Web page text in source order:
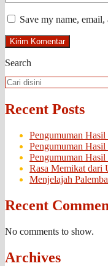
Save my name,
Search
Recent Posts
Pengumuman
Pengumuman
Pengumuman
Rasa Memikat dari
Menjelajah
Recent
No comments to show.
Archives